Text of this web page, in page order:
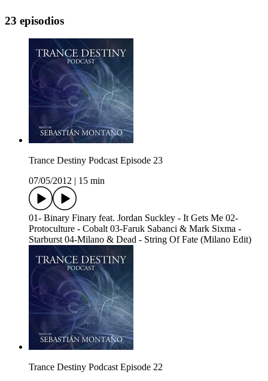
23 episodios
Trance Destiny Podcast Episode 23
07/05/2012
15 min
01- Binary Finary feat. Jordan Suckley - It Gets Me 02-
Protoculture - Cobalt 03-Faruk Sabanci & Mark Sixma -
Starburst 04-Milano & Dead - String Of Fate (Milano Edit)
Trance Destiny Podcast Episode 22